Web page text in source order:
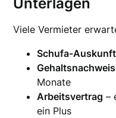
Unterlagen
Viele Vermieter
Schufa-Auskunft
Monate
Arbeitsvertrag –
ein Plus